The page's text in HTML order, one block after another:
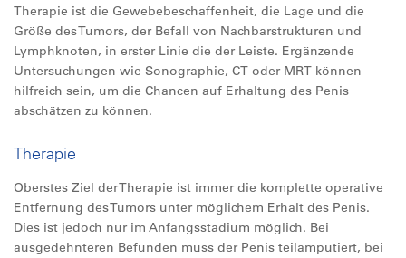
Therapie ist die Gewebebeschaffenheit, die Lage und die
Größe des Tumors, der Befall von Nachbarstrukturen und
Lymphknoten, in erster Linie die der Leiste. Ergänzende
Untersuchungen wie Sonographie, CT oder MRT können
hilfreich sein, um die Chancen auf Erhaltung des Penis
abschätzen zu können.
Therapie
Oberstes Ziel der Therapie ist immer die komplette operative
Entfernung des Tumors unter möglichem Erhalt des Penis.
Dies ist jedoch nur im Anfangsstadium möglich. Bei
ausgedehnteren Befunden muss der Penis teilamputiert, bei